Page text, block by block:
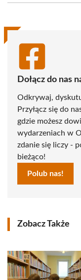
(Twitter)
Dołącz do nas
Odkrywaj,
Przyłącz się do
gdzie możesz
wydarzeniach w
zdanie się liczy -
bieżąco!
Polub nas!
Zobacz Także